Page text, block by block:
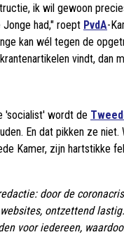
ik wil gewoon
Jonge had," roept PvdA-
kan wél tegen de
vindt, dan
'socialist' wordt de
En dat pikken ze niet.
Kamer, zijn hartstikke
door de
ontzettend
voor iedereen,